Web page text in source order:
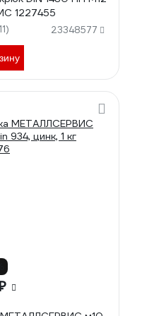
1227455
23348577